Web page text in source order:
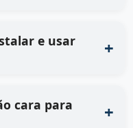
e usar
cara para